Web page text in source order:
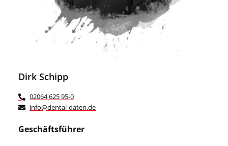
Dirk Schipp
02064 625 95-0
info@dental-daten.de
Geschäftsführer